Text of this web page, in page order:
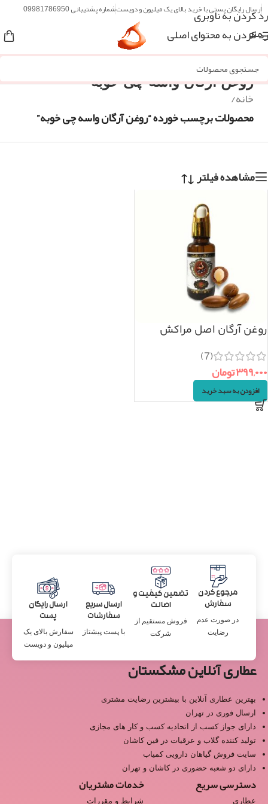
رد کردن به ناوبری
رد کردن به محتوای اصلی
ارسال رایگان پستی با خرید بالای یک میلیون و دویستشماره پشتیبانی 09981786950
منو
روغن آرگان واسه چی خوبه
خانه/
محصولات برچسب خورده “روغن آرگان واسه چی خوبه”
مشاهده فیلتر
روغن آرگان اصل مراکش
(7)
۳۹۹,۰۰۰تومان
افزودن به سبد خرید
مرجوع کردن
سفارش
در صورت عدم
رضایت
تضمین کیفیت و
اصالت
فروش مستقیم از
شرکت
ارسال سریع
سفارشات
با پست پیشتاز
ارسال رایگان
پست
سفارش بالای یک
میلیون و دویست
عطاری آنلاین مشکستان
بهترین عطاری آنلاین با بیشترین رضایت مشتری
ارسال فوری در تهران
دارای جواز کسب از اتحادیه کسب و کار های مجازی
تولید کننده گلاب و عرقیات در فین کاشان
سایت فروش گیاهان دارویی کمیاب
دارای دو شعبه حضوری در کاشان و تهران
دسترسی سریع
عطاری
خدمات مشتریان
شرایط و مقررات